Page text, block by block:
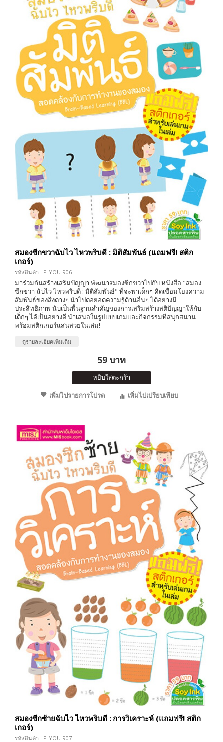
สมองซีกขวาฉับไว ไหวพริบดี : มิติสัมพันธ์ (แถมฟรี! สติก
เกอร์)
รหัสสินค้า : P-YOU-906
มาร่วมกันสร้างเสริมปัญญา พัฒนาสมองซีกขวาไปกับ หนังสือ "สมอง
ซีกขวา ฉับไว ไหวพริบดี : มิติสัมพันธ์" ที่จะพาเด็กๆ คิดเชื่อมโยงความ
สัมพันธ์ของสิ่งต่างๆ นำไปต่อยอดความรู้ด้านอื่นๆ ได้อย่างมี
ประสิทธิภาพ นับเป็นพื้นฐานสำคัญของการเสริมสร้างสติปัญญาให้กับ
เด็กๆ ได้เป็นอย่างดี นำเสนอในรูปแบบเกมและกิจกรรมที่สนุกสนาน
พร้อมสติกเกอร์แสนสวยในเล่ม!
ดูรายละเอียดเพิ่มเติม
59 บาท
หยิบใส่ตะกร้า
เพิ่มไปรายการโปรด
เพิ่มไปเปรียบเทียบ
สมองซีกซ้ายฉับไว ไหวพริบดี : การวิเคราะห์ (แถมฟรี! สติก
เกอร์)
รหัสสินค้า : P-YOU-907